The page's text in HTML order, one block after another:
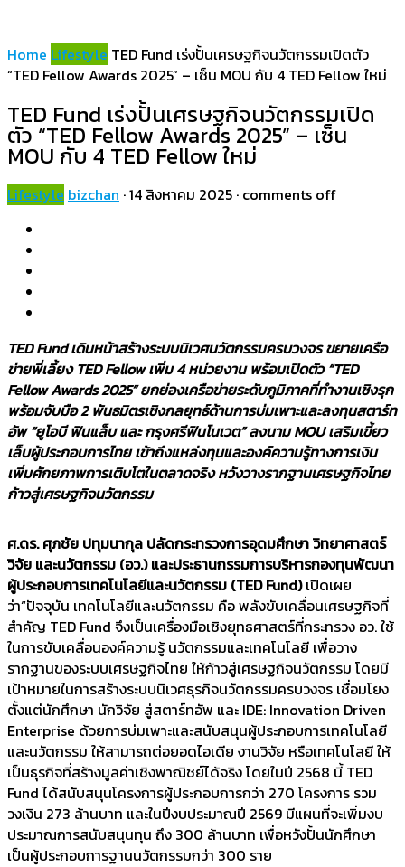
Home Lifestyle TED Fund เร่งปั้นเศรษฐกิจนวัตกรรมเปิดตัว
“TED Fellow Awards 2025” – เซ็น MOU กับ 4 TED Fellow ใหม่
TED Fund เร่งปั้นเศรษฐกิจนวัตกรรมเปิด
ตัว “TED Fellow Awards 2025” – เซ็น
MOU กับ 4 TED Fellow ใหม่
Lifestyle bizchan ·14 สิงหาคม 2025 · comments off
TED Fund เดินหน้าสร้างระบบนิเวศนวัตกรรมครบวงจร ขยายเครือ
ข่ายพี่เลี้ยง TED Fellow เพิ่ม 4 หน่วยงาน พร้อมเปิดตัว “TED
Fellow Awards 2025” ยกย่องเครือข่ายระดับภูมิภาคที่ทำงานเชิงรุก
พร้อมจับมือ 2 พันธมิตรเชิงกลยุทธ์ด้านการบ่มเพาะและลงทุนสตาร์ท
อัพ “ยูโอบี ฟินแล็บ และ กรุงศรีฟินโนเวต” ลงนาม MOU เสริมเขี้ยว
เล็บผู้ประกอบการไทย เข้าถึงแหล่งทุนและองค์ความรู้ทางการเงิน
เพิ่มศักยภาพการเติบโตในตลาดจริง หวังวางรากฐานเศรษฐกิจไทย
ก้าวสู่เศรษฐกิจนวัตกรรม
ศ.ดร. ศุภชัย ปทุมนากุล ปลัดกระทรวงการอุดมศึกษา วิทยาศาสตร์
วิจัย และนวัตกรรม (อว.) และประธานกรรมการบริหารกองทุนพัฒนา
ผู้ประกอบการเทคโนโลยีและนวัตกรรม (TED Fund)เปิดเผย
ว่า“ปัจจุบัน เทคโนโลยีและนวัตกรรม คือ พลังขับเคลื่อนเศรษฐกิจที่
สำคัญ TED Fund จึงเป็นเครื่องมือเชิงยุทธศาสตร์ที่กระทรวง อว. ใช้
ในการขับเคลื่อนองค์ความรู้ นวัตกรรมและเทคโนโลยี เพื่อวาง
รากฐานของระบบเศรษฐกิจไทย ให้ก้าวสู่เศรษฐกิจนวัตกรรม โดยมี
เป้าหมายในการสร้างระบบนิเวศธุรกิจนวัตกรรมครบวงจร เชื่อมโยง
ตั้งแต่นักศึกษา นักวิจัย สู่สตาร์ทอัพ และ IDE: Innovation Driven
Enterprise ด้วยการบ่มเพาะและสนับสนุนผู้ประกอบการเทคโนโลยี
และนวัตกรรม ให้สามารถต่อยอดไอเดีย งานวิจัย หรือเทคโนโลยี ให้
เป็นธุรกิจที่สร้างมูลค่าเชิงพาณิชย์ได้จริง โดยในปี 2568 นี้ TED
Fund ได้สนับสนุนโครงการผู้ประกอบการกว่า 270 โครงการ รวม
วงเงิน 273 ล้านบาท และในปีงบประมาณปี 2569 มีแผนที่จะเพิ่มงบ
ประมาณการสนับสนุนทุน ถึง 300 ล้านบาท เพื่อหวังปั้นนักศึกษา
เป็นผู้ประกอบการฐานนวัตกรรมกว่า 300 ราย